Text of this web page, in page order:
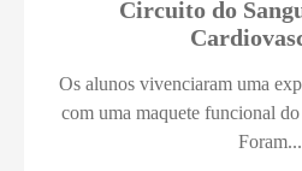
Circuito do
Os alunos vivenciaram uma
com uma maquete funcional
Foram...